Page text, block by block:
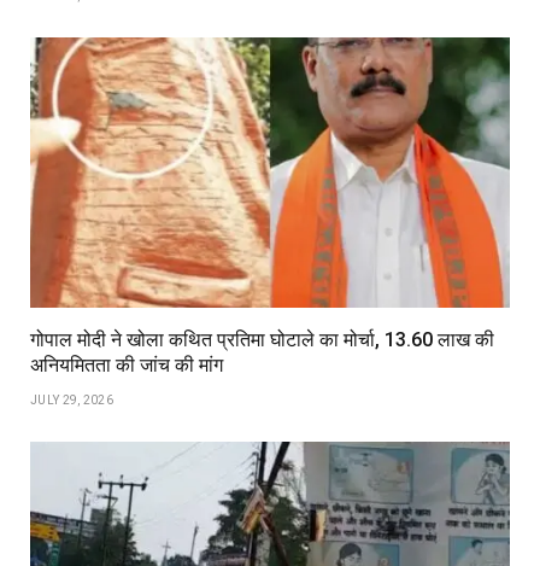
गोपाल मोदी ने खोला कथित प्रतिमा घोटाले का मोर्चा, ₹13.60 लाख की
अनियमितता की जांच की मांग
JULY 29, 2026